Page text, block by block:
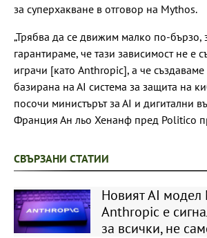
за суперхакване в отговор на Mythos.
„Трябва да се движим малко по-бързо,
гарантираме, че тази зависимост не е
играчи [като Anthropic], а че
базирана на АІ система за защита на
посочи министърът за АІ и дигитални
Франция Ан льо Хенанф пред Politico
СВЪРЗАНИ СТАТИИ
Новият AI модел
Anthropic е
за всички, не